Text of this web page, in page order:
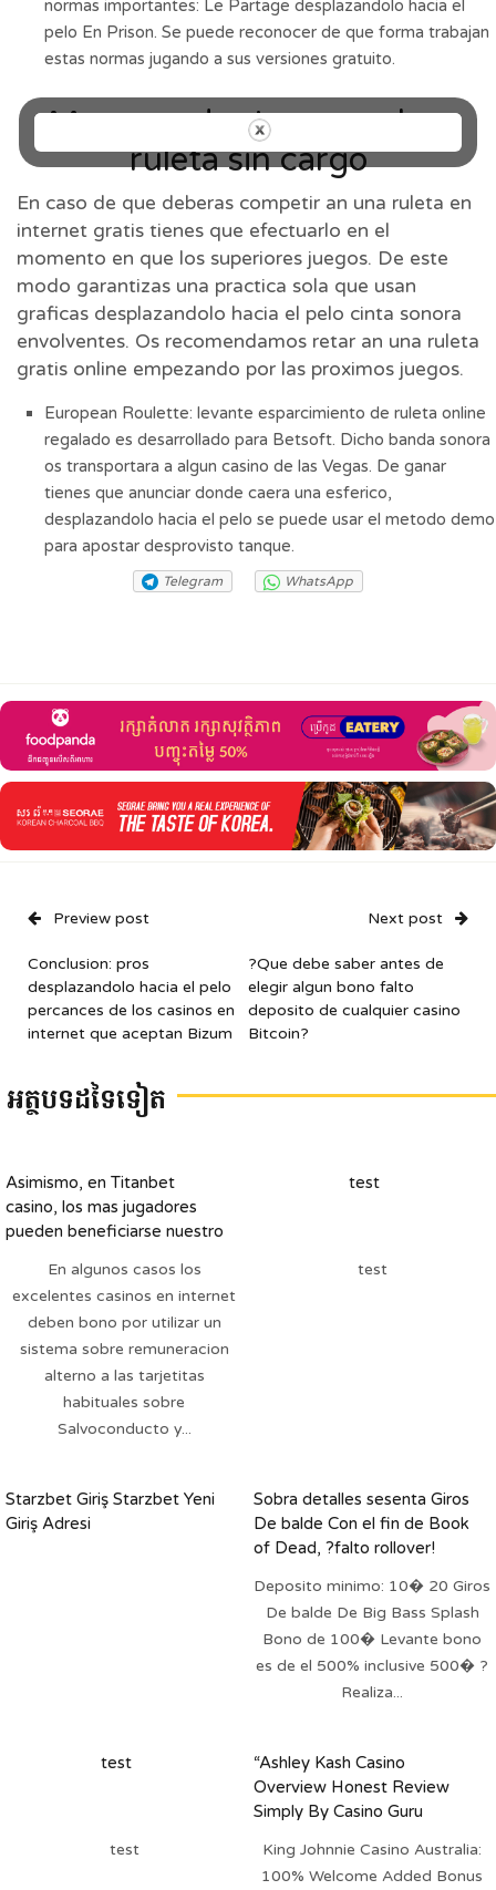
normas importantes: Le Partage desplazandolo hacia el
pelo En Prison. Se puede reconocer de que forma trabajan
estas normas jugando a sus versiones gratuito.
Mas grandes juegos sobre
ruleta sin cargo
En caso de que deberas competir an una ruleta en
internet gratis tienes que efectuarlo en el
momento en que los superiores juegos. De este
modo garantizas una practica sola que usan
graficas desplazandolo hacia el pelo cinta sonora
envolventes. Os recomendamos retar an una ruleta
gratis online empezando por las proximos juegos.
European Roulette: levante esparcimiento de ruleta online
regalado es desarrollado para Betsoft. Dicho banda sonora
os transportara a algun casino de las Vegas. De ganar
tienes que anunciar donde caera una esferico,
desplazandolo hacia el pelo se puede usar el metodo demo
para apostar desprovisto tanque.
Telegram WhatsApp
Preview post
Conclusion: pros
desplazandolo hacia el pelo
percances de los casinos en
internet que aceptan Bizum
Next post
?Que debe saber antes de
elegir algun bono falto
deposito de cualquier casino
Bitcoin?
អត្ថបទដទៃទៀត
Asimismo, en Titanbet
casino, los mas jugadores
pueden beneficiarse nuestro
inclusive iv
En algunos casos los
excelentes casinos en internet
deben bono por utilizar un
sistema sobre remuneracion
alterno a las tarjetitas
habituales sobre
Salvoconducto y...
test
test
Starzbet Giriş Starzbet Yeni
Giriş Adresi
Sobra detalles sesenta Giros
De balde Con el fin de Book
of Dead, ?falto rollover!
Deposito minimo: 10� 20 Giros
De balde De Big Bass Splash
Bono de 100� Levante bono
es de el 500% inclusive 500� ?
Realiza...
test
test
“Ashley Kash Casino
Overview Honest Review
Simply By Casino Guru
King Johnnie Casino Australia:
100% Welcome Added Bonus